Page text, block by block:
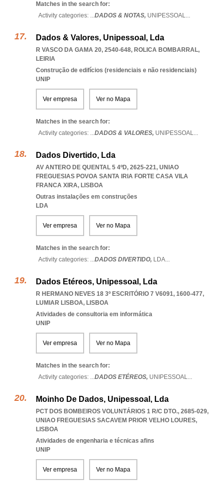
Matches in the search for:
Activity categories: ...DADOS & NOTAS, UNIPESSOAL...
Dados & Valores, Unipessoal, Lda
R VASCO DA GAMA 20, 2540-648, ROLICA BOMBARRAL,
LEIRIA
Construção de edifícios (residenciais e não residenciais)
UNIP
Ver empresa Ver no Mapa
Matches in the search for:
Activity categories: ...DADOS & VALORES, UNIPESSOAL...
Dados Divertido, Lda
AV ANTERO DE QUENTAL 5 4ºD, 2625-221, UNIAO
FREGUESIAS POVOA SANTA IRIA FORTE CASA VILA
FRANCA XIRA, LISBOA
Outras instalações em construções
LDA
Ver empresa Ver no Mapa
Matches in the search for:
Activity categories: ...DADOS DIVERTIDO, LDA...
Dados Etéreos, Unipessoal, Lda
R HERMANO NEVES 18 3º ESCRITÓRIO 7 V6091, 1600-477,
LUMIAR LISBOA, LISBOA
Atividades de consultoria em informática
UNIP
Ver empresa Ver no Mapa
Matches in the search for:
Activity categories: ...DADOS ETÉREOS, UNIPESSOAL...
Moinho De Dados, Unipessoal, Lda
PCT DOS BOMBEIROS VOLUNTÁRIOS 1 R/C DTO., 2685-029,
UNIAO FREGUESIAS SACAVEM PRIOR VELHO LOURES,
LISBOA
Atividades de engenharia e técnicas afins
UNIP
Ver empresa Ver no Mapa